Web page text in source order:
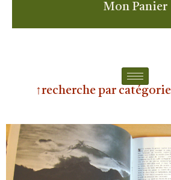
Mon Panier
↑recherche par